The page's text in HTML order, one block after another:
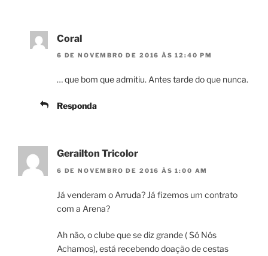
Coral
6 DE NOVEMBRO DE 2016 ÀS 12:40 PM
… que bom que admitiu. Antes tarde do que nunca.
Responda
Gerailton Tricolor
6 DE NOVEMBRO DE 2016 ÀS 1:00 AM
Já venderam o Arruda? Já fizemos um contrato
com a Arena?
Ah não, o clube que se diz grande ( Só Nós
Achamos), está recebendo doação de cestas